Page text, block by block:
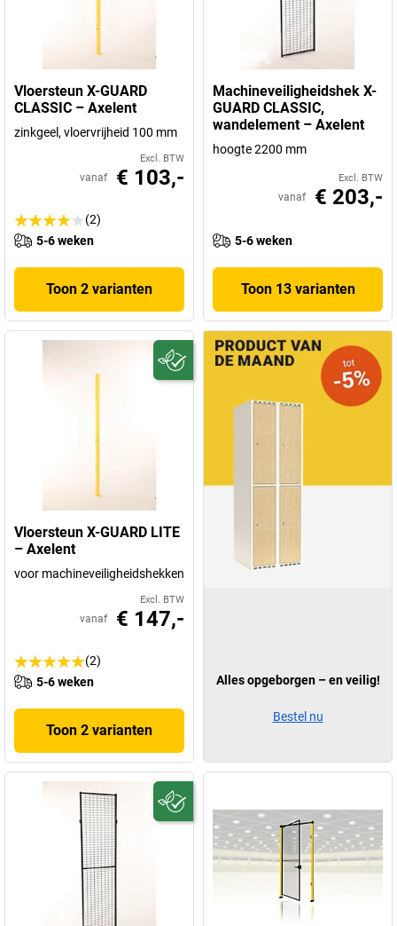
Vloersteun X-GUARD
CLASSIC – Axelent
zinkgeel, vloervrijheid 100 mm
Excl. BTW
vanaf € 103,-
(2)
5-6 weken
Toon 2 varianten
Machineveiligheidshek X-
GUARD CLASSIC,
wandelement – Axelent
hoogte 2200 mm
Excl. BTW
vanaf € 203,-
5-6 weken
Toon 13 varianten
Vloersteun X-GUARD LITE
– Axelent
voor machineveiligheidshekken
Excl. BTW
vanaf € 147,-
(2)
5-6 weken
Toon 2 varianten
Alles opgeborgen – en veilig!
Bestel nu